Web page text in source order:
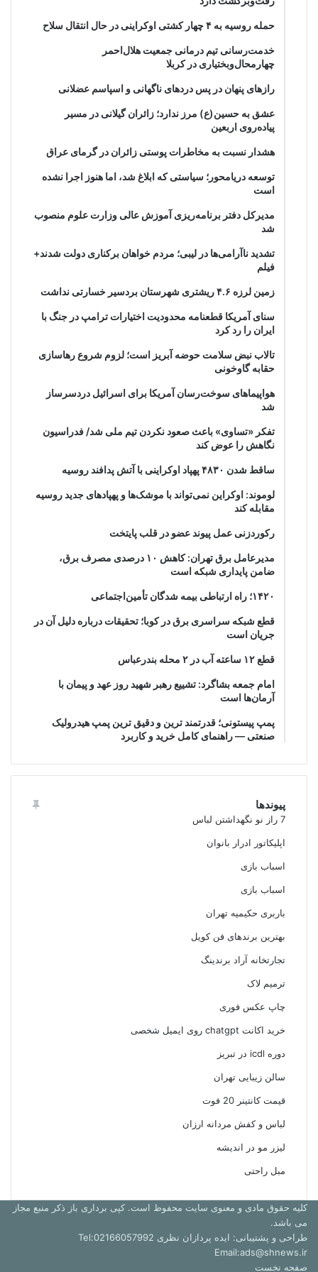
حمله روسیه به ۴ چهار کشتی اوکراینی در حال انتقال سلاح
خدمت‌رسانی تیم درمانی جمعیت هلال‌احمر
چهارمحال‌وبختیاری در کربلا
رازهای پنهان در پس دردهای ناگهانی و اسپاسم عضلانی
عشق به حسین(ع) مرز ندارد؛ زائران گیلانی در مسیر
پیاده‌روی اربعین
هشدار نسبت به مخاطرات پوستی زائران در گرمای عراق
توسعه دریامحور؛ سیاستی که ابلاغ شد، اما هنوز اجرا نشده
است
مدیرکل دفتر برنامه‌ریزی آموزش عالی وزارت علوم منصوب
شد
تشدید ناآرامی‌ها در لیبی؛ مردم خواهان برکناری دولت شدند+
فیلم
زمین لرزه ۴.۶ ریشتری شهرستان بردسیر خسارتی نداشت
سنای آمریکا قطعنامه محدودیت اختیارات ترامپ در جنگ با
ایران را رد کرد
تالاب نبض سلامت حوضه آبریز است؛ لزوم شروع رهاسازی
حقابه گاوخونی
هواپیماهای سوخت‌رسان آمریکا برای اسرائیل دردسرساز
شد
تفکر «تساوی» باعث صعود نکردن تیم ملی شد/ فدراسیون
نگاهش را عوض کند
ساقط شدن ۴۸۳۰ پهپاد اوکراینی با آتش پدافند روسیه
لوموند: اوکراین نمی‌تواند با موشک‌ها و پهپادهای جدید روسیه
مقابله کند
رکوردزنی عمل پیوند عضو در قلب پایتخت
مدیرعامل برق تهران: کاهش ۱۰ درصدی مصرف برق،
ضامن پایداری شبکه است
۱۴۲۰؛ راه ارتباطی بیمه شدگان تأمین‌اجتماعی
قطع شبکه سراسری برق در کوبا؛ تحقیقات درباره دلیل آن در
جریان است
قطع ۱۲ ساعته آب در ۲ محله بندرعباس
امام جمعه بشاگرد: تشییع رهبر شهید روز عهد و پیمان با
آرمان‌ها است
پمپ پیستونی؛ قدرتمند ترین و دقیق‌ ترین پمپ هیدرولیک
صنعتی — راهنمای کامل خرید و کاربرد
پیوندها
7 راز نو نگهداشتن لباس
اپلیکاتور ادرار بانوان
اسباب بازی
اسباب بازی
باربری حکیمیه تهران
بهترین برندهای فن کویل
تجارتخانه آراد برندینگ
ترمیم لاک
چاپ عکس فوری
خرید اکانت chatgpt روی ایمیل شخصی
دوره icdl در تبریز
سالن زیبایی تهران
قیمت کانتینر 20 فوت
لباس و کفش مردانه ارزان
لیزر مو در اندیشه
مبل راحتی
کلیه حقوق مادی و معنوی سایت محفوظ است. کپی برداری باز ذکر منبع مجاز
می باشد.
طراحی و پشتیبانی: ایده پردازان نظری Tel:02166057992
Email:ads@shnews.ir
صفحه نخست